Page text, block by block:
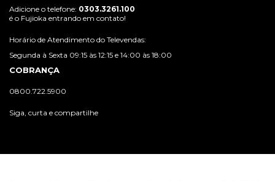
Adicione o telefone: 0303.3261.100
é o Fujioka entrando em contato!
Horário de Atendimento do Televendas:
Segunda à Sexta 09:15 às 12:15 e 14:00 às 18:00
COBRANÇA
0800.722.5900
Siga, curta e compartilhe